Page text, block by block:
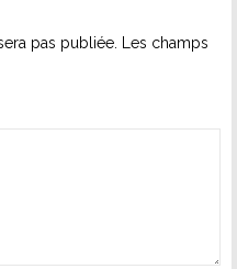
pas publiée.
Les champs